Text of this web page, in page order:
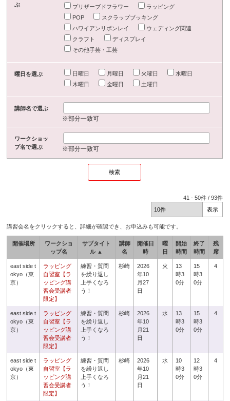
ぶ
プリザーブドフラワー
ラッピング
POP
スクラップブッキング
ハワイアンリボンレイ
ウェディング関連
クラフト
ディスプレイ
その他手芸・工芸
曜日を選ぶ 日曜日 月曜日 火曜日
水曜日
木曜日
金曜日 土曜日
講師名で選ぶ
※部分一致可
ワークショッ
プ名で選ぶ
※部分一致可
41 -50件 /93件
講習会名をクリックすると、詳細が確認でき、お申込みも可能です。
開催場所
ワークショ
ップ名
サブタイト
ル ▲
講師
名
開催日
時
曜
日
開始
時間
終了
時間
残
席
east side t
okyo（東
京）
ラッピング
自習室【ラ
ッピング講
習会受講者
限定】
練習・質問
を繰り返し
上手くなろ
う！
杉崎
2026
年10
月27
日
火
13
時3
0分
15
時3
0分
4
east side t
okyo（東
京）
ラッピング
自習室【ラ
ッピング講
習会受講者
限定】
練習・質問
を繰り返し
上手くなろ
う！
杉崎
2026
年10
月21
日
水
13
時3
0分
15
時3
0分
4
east side t
okyo（東
京）
ラッピング
自習室【ラ
ッピング講
習会受講者
限定】
練習・質問
を繰り返し
上手くなろ
う！
杉崎
2026
年10
月21
日
水
10
時3
0分
12
時3
0分
4